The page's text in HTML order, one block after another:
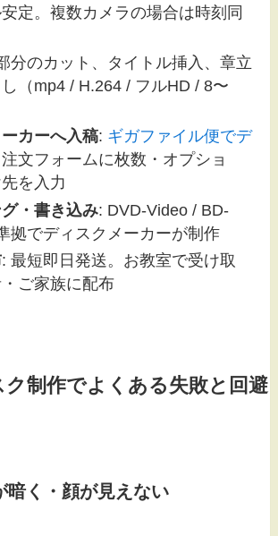
定。複数カメラの場合は時刻同
分のカット、タイトル挿入、章立
（mp4 / H.264 / フルHD / 8〜
カーへ入稿: ギガファイル便でデ
文フォームに枚数・オプショ
を入力
・書き込み: DVD-Video / BD-
拠でディスクメーカーが制作
: 最短即日発送。お教室で受け取
ご家族に配布
制作でよくある失敗と回避
暗く・顔が見えない